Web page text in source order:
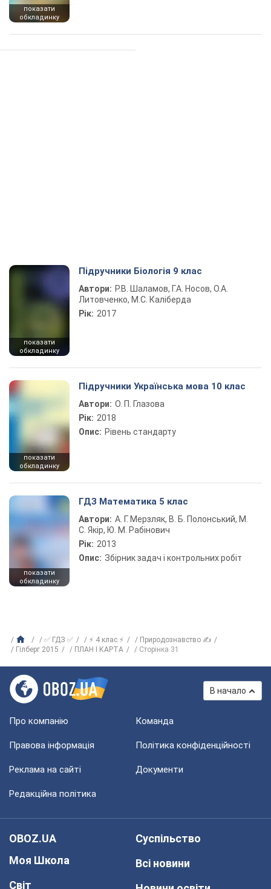
показати
обкладинку
показати
обкладинку
Підручники Біологія 9 клас
Автори: Р.В. Шаламов, Г.А. Носов, О.А.
Литовченко, М.С. Каліберда
Рік: 2017
показати
обкладинку
Підручники Українська мова 10 клас
Автори: О. П. Глазова
Рік: 2018
Опис: Рівень стандарту
показати
обкладинку
ГДЗ Математика 5 клас
Автори: А. Г. Мерзляк, В. Б. Полонський, М.
С. Якір, Ю. М. Рабінович
Рік: 2013
Опис: Збірник задач і контрольних робіт
✅ ГДЗ ✅ ⚡ 4 клас ⚡
Природознавство ✍
Гілберг 2015
ПЛАН І КАРТА Сторінка 31
В начало
Про компанію Команда
Правова інформація Політика конфіденційності
Реклама на сайті Документи
Редакційна політика
OBOZ.UA
Моя Школа
Світ
Суспільство
Всі новини